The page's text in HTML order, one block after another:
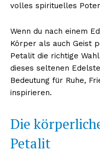
volles spirituelles
Wenn du nach einem
Körper als auch Geist
Petalit die richtige
dieses seltenen
Bedeutung für Ruhe,
inspirieren.
Die
Petalit